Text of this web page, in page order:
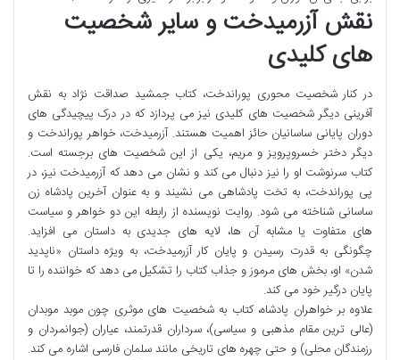
نقش آزرمیدخت و سایر شخصیت
های کلیدی
در کنار شخصیت محوری پوراندخت، کتاب جمشید صداقت نژاد به نقش
آفرینی دیگر شخصیت های کلیدی نیز می پردازد که در درک پیچیدگی های
دوران پایانی ساسانیان حائز اهمیت هستند. آزرمیدخت، خواهر پوراندخت و
دیگر دختر خسروپرویز و مریم، یکی از این شخصیت های برجسته است.
کتاب سرنوشت او را نیز دنبال می کند و نشان می دهد که آزرمیدخت نیز، در
پی پوراندخت، به تخت پادشاهی می نشیند و به عنوان آخرین پادشاه زن
ساسانی شناخته می شود. روایت نویسنده از رابطه این دو خواهر و سیاست
های متفاوت یا مشابه آن ها، لایه های جدیدی به داستان می افزاید.
چگونگی به قدرت رسیدن و پایان کار آزرمیدخت، به ویژه داستان «ناپدید
شدن» او، بخش های مرموز و جذاب کتاب را تشکیل می دهد که خواننده را تا
پایان درگیر خود می کند.
علاوه بر خواهران پادشاه، کتاب به شخصیت های موثری چون موبد موبدان
(عالی ترین مقام مذهبی و سیاسی)، سرداران قدرتمند، عیاران (جوانمردان و
رزمندگان محلی) و حتی چهره های تاریخی مانند سلمان فارسی اشاره می کند.